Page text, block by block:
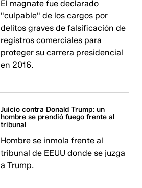
El magnate fue declarado
"culpable" de los cargos por
delitos graves de falsificación de
registros comerciales para
proteger su carrera presidencial
en 2016.
Juicio contra Donald Trump: un
hombre se prendió fuego frente al
tribunal
Hombre se inmola frente al
tribunal de EEUU donde se juzga
a Trump.